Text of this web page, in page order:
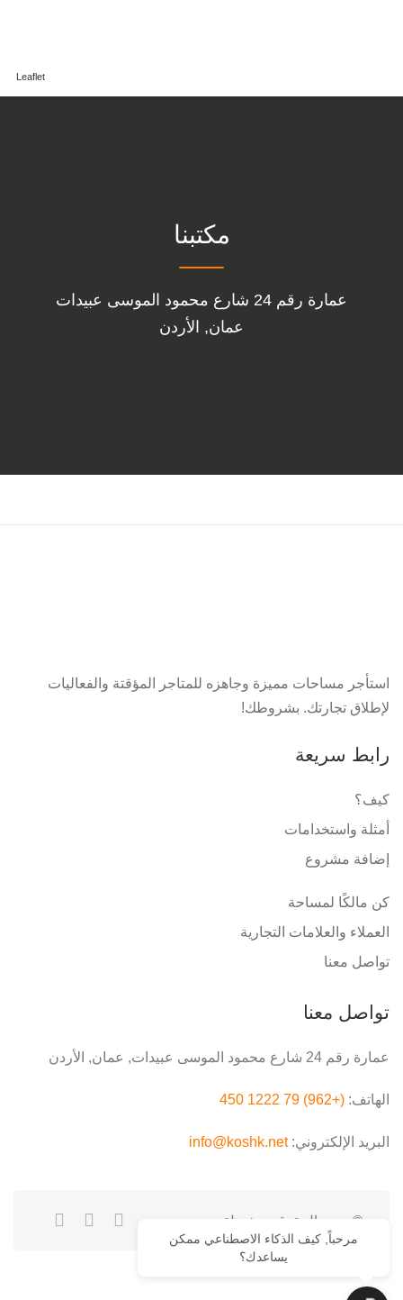
Leaflet
مكتبنا
عمارة رقم 24 شارع محمود الموسى عبيدات
عمان, الأردن
استأجر مساحات مميزة وجاهزه للمتاجر المؤقتة والفعاليات
لإطلاق تجارتك. بشروطك!
رابط سريعة
كيف؟
أمثلة واستخدامات
إضافة مشروع
كن مالكًا لمساحة
العملاء والعلامات التجارية
تواصل معنا
تواصل معنا
عمارة رقم 24 شارع محمود الموسى عبيدات, عمان, الأردن
الهاتف: (+962) 79 1222 450
البريد الإلكتروني:info@koshk.net
© جميع الحقوق محفوظة.
مرحباً, كيف الذكاء الاصطناعي ممكن
يساعدك؟